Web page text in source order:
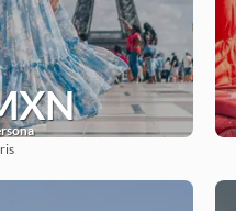
See